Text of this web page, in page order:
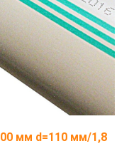
мм d=110 мм/1,8